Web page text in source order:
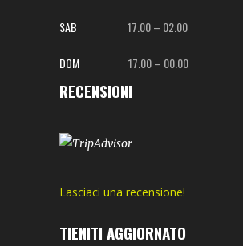
SAB 17.00 – 02.00
DOM 17.00 – 00.00
RECENSIONI
Lasciaci una recensione!
TIENITI AGGIORNATO